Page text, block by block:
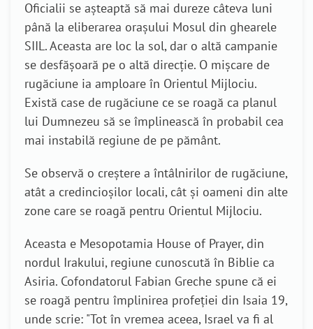
Oficialii se așteaptă să mai dureze câteva luni
până la eliberarea orașului Mosul din ghearele
SIIL. Aceasta are loc la sol, dar o altă campanie
se desfășoară pe o altă direcție. O mișcare de
rugăciune ia amploare în Orientul Mijlociu.
Există case de rugăciune ce se roagă ca planul
lui Dumnezeu să se împlinească în probabil cea
mai instabilă regiune de pe pământ.
Se observă o creștere a întâlnirilor de rugăciune,
atât a credincioșilor locali, cât și oameni din alte
zone care se roagă pentru Orientul Mijlociu.
Aceasta e Mesopotamia House of Prayer, din
nordul Irakului, regiune cunoscută în Biblie ca
Asiria. Cofondatorul Fabian Greche spune că ei
se roagă pentru împlinirea profeției din Isaia 19,
unde scrie: "Tot în vremea aceea, Israel va fi al